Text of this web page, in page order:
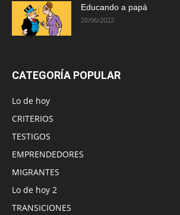
Educando a papá
20/06/2022
CATEGORÍA POPULAR
Lo de hoy
CRITERIOS
TESTIGOS
EMPRENDEDORES
MIGRANTES
Lo de hoy 2
TRANSICIONES